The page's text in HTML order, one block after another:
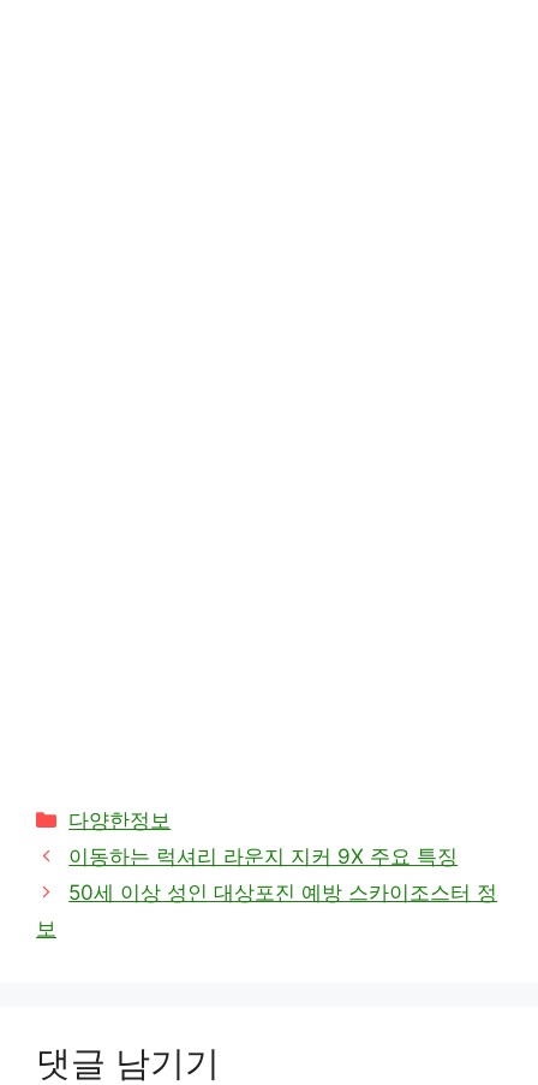
카
테
고
리
다양한정보
이동하는 럭셔리 라운지 지커 9X 주요 특징
50세 이상 성인 대상포진 예방 스카이조스터 정
보
댓글 남기기